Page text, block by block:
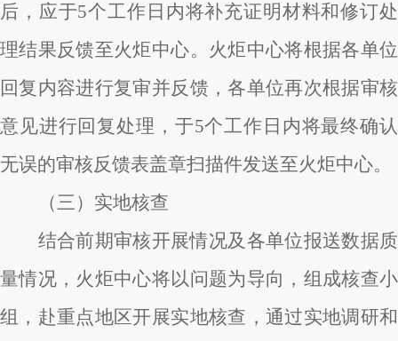
后，应于5个工作日内将补充证明材料和修订处
理结果反馈至火炬中心。火炬中心将根据各单位
回复内容进行复审并反馈，各单位再次根据审核
意见进行回复处理，于5个工作日内将最终确认
无误的审核反馈表盖章扫描件发送至火炬中心。
（三）实地核查
结合前期审核开展情况及各单位报送数据质
量情况，火炬中心将以问题为导向，组成核查小
组，赴重点地区开展实地核查，通过实地调研和